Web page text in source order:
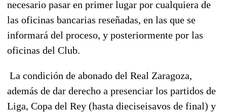
necesario pasar en primer lugar por cualquiera de
las oficinas bancarias reseñadas, en las que se
informará del proceso, y posteriormente por las
oficinas del Club.
La condición de abonado del Real Zaragoza,
además de dar derecho a presenciar los partidos de
Liga, Copa del Rey (hasta dieciseisavos de final) y